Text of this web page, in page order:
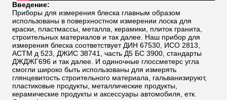
Введение:
Приборы для измерения блеска главным образом
использованы в поверхностном измерении лоска для
краски, пластмассы, металла, керамики, плиток гранита,
строительных материалов и так далее. Наш прибор для
измерения блеска соответствует ДИН 67530, ИСО 2813,
АСТМ д 523, ДЖИС З8741, часть Д5 БС 3900, стандарты
ДЖДЖГ696 и так далее. И одиночные глоссметерс угла
смогли широко быть использованы для измерять
глянцевитость строительного материала, гальванизируют,
пластиковые продукты, металлические продукты,
керамические продукты и аксессуары автомобиля, етк.